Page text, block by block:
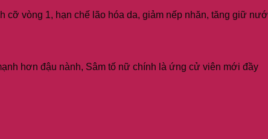
cỡ vòng 1, hạn chế lão hóa da, giảm nếp nhăn, tăng giữ
hơn đậu nành, Sâm tố nữ chính là ứng cử viên mới đầy